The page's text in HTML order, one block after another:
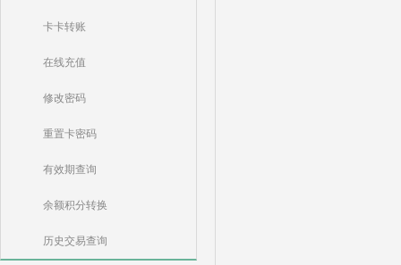
卡卡转账
在线充值
修改密码
重置卡密码
有效期查询
余额积分转换
历史交易查询